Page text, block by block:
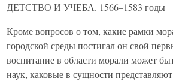
ДЕТСТВО И УЧЕБА. 1566–1583 годы
Кроме вопросов о том, какие рамки
городской среды постигал он свой
воспитание в области морали может
наук, каковые в сущности